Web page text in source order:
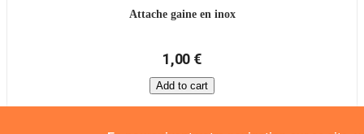
Attache gaine en inox
1,00 €
Add to cart